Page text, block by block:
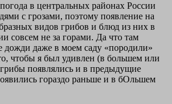
в центральных районах России
с грозами, поэтому появление на
видов грибов и блюд из них в
совсем не за горами. Да что там
дожди даже в моем саду «породили»
чтобы я был удивлен (в большем или
появлялись и в предыдущие
гораздо раньше и в бОльшем